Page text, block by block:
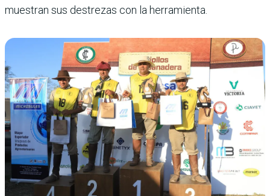
muestran sus destrezas con la herramienta.